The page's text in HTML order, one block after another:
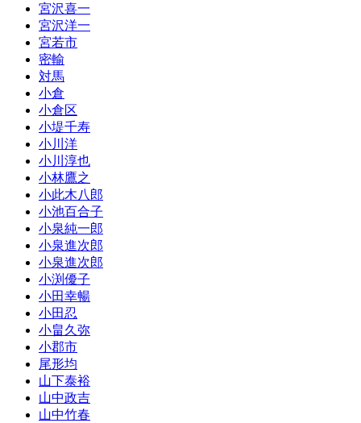
宮沢喜一
宮沢洋一
宮若市
密輸
対馬
小倉
小倉区
小堤千寿
小川洋
小川淳也
小林鷹之
小此木八郎
小池百合子
小泉純一郎
小泉進次郎
小泉進次郎
小渕優子
小田幸暢
小田忍
小畠久弥
小郡市
尾形均
山下泰裕
山中政吉
山中竹春